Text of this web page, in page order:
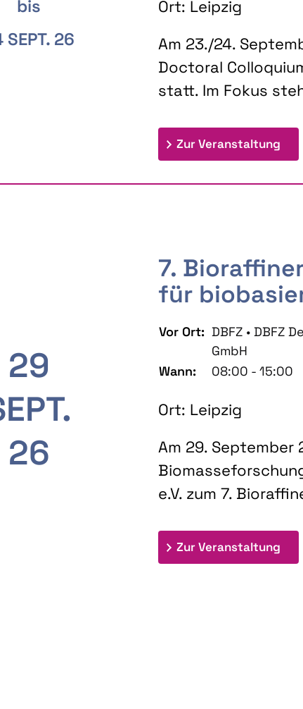
bis
SEPT. 26
Ort: Leipzig
Am 23./24.
Doctoral
statt. Im Fokus
Zur Veranstaltung:
29
26
7.
für
Vor Ort: DBFZ • DBFZ
GmbH
Wann:
08:00 - 15:00
Ort: Leipzig
Am 29. September
e.V. zum 7.
Zur Veranstaltung: 7.